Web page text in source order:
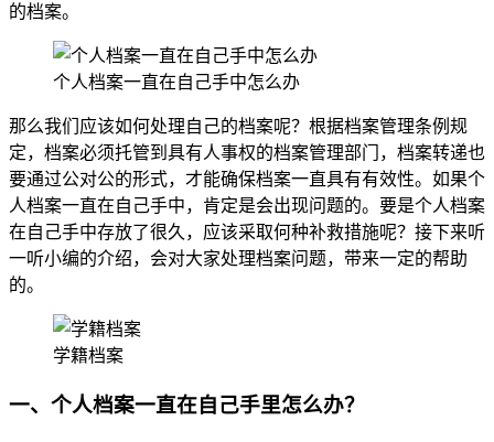
的档案。
个人档案一直在自己手中怎么办
那么我们应该如何处理自己的档案呢？根据档案管理条例规
定，档案必须托管到具有人事权的档案管理部门，档案转递也
要通过公对公的形式，才能确保档案一直具有有效性。如果个
人档案一直在自己手中，肯定是会出现问题的。要是个人档案
在自己手中存放了很久，应该采取何种补救措施呢？接下来听
一听小编的介绍，会对大家处理档案问题，带来一定的帮助
的。
学籍档案
一、个人档案一直在自己手里怎么办？